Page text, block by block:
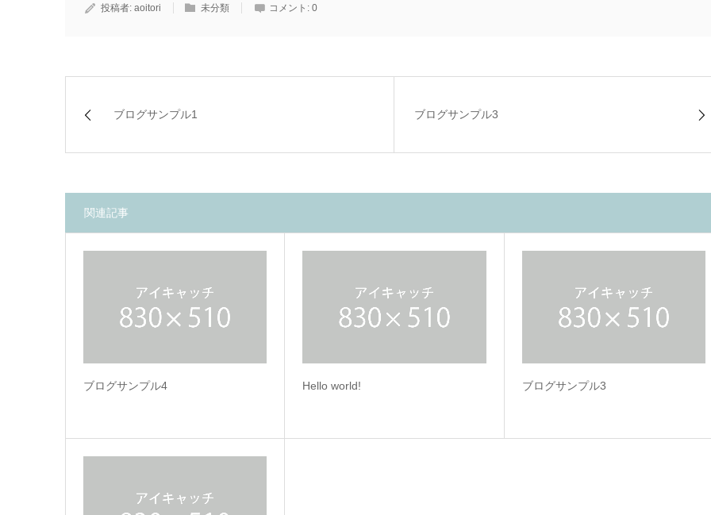
投稿者: aoitori 未分類 コメント: 0
ブログサンプル1 ブログサンプル3
関連記事
ブログサンプル4 Hello world! ブログサンプル3